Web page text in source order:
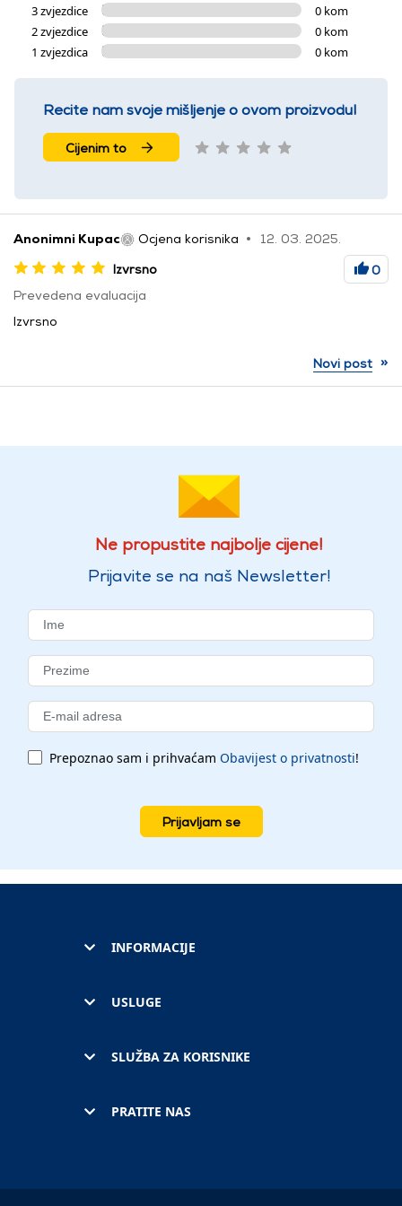
3 zvjezdice
0 kom
2 zvjezdice
0 kom
1 zvjezdica
0 kom
Recite nam svoje mišljenje o ovom proizvodu!
Cijenim to
Anonimni Kupac Ocjena korisnika
12. 03. 2025.
Izvrsno
0
Prevedena evaluacija
Izvrsno
Novi post »
Ne propustite najbolje cijene!
Prijavite se na naš Newsletter!
Prepoznao sam i prihvaćam Obavijest o privatnosti!
Prijavljam se
INFORMACIJE
USLUGE
SLUŽBA ZA KORISNIKE
PRATITE NAS